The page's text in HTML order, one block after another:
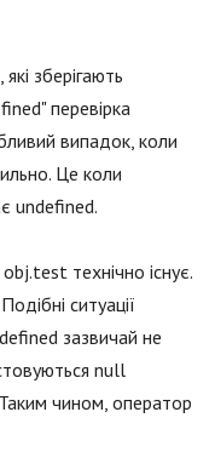
зберігають
перевірка
випадок, коли
Це коли
undefined.
технічно існує.
ситуації
зазвичай не
null
чином, оператор